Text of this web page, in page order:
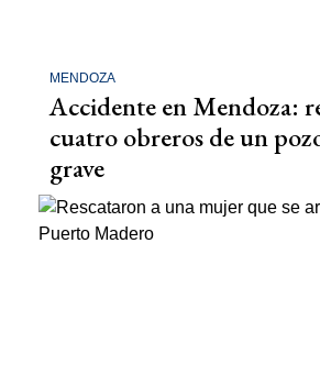
MENDOZA
Accidente en Mendoza:
cuatro obreros de un
grave